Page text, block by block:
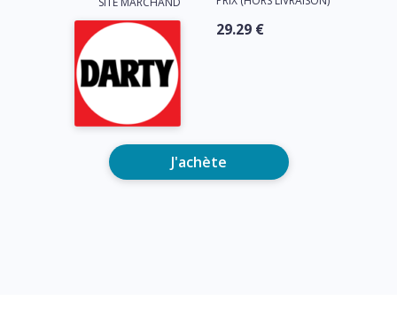
29.29 €
J'achète